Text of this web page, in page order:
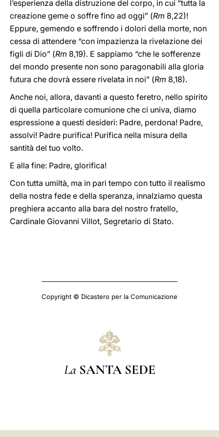
l’esperienza della distruzione del corpo, in cui “tutta la
creazione geme o soffre fino ad oggi” (Rm 8,22)!
Eppure, gemendo e soffrendo i dolori della morte, non
cessa di attendere “con impazienza la rivelazione dei
figli di Dio” (Rm 8,19). E sappiamo “che le sofferenze
del mondo presente non sono paragonabili alla gloria
futura che dovrà essere rivelata in noi” (Rm 8,18).
Anche noi, allora, davanti a questo feretro, nello spirito
di quella particolare comunione che ci univa, diamo
espressione a questi desideri: Padre, perdona! Padre,
assolvi! Padre purifica! Purifica nella misura della
santità del tuo volto.
E alla fine: Padre, glorifica!
Con tutta umiltà, ma in pari tempo con tutto il realismo
della nostra fede e della speranza, innalziamo questa
preghiera accanto alla bara del nostro fratello,
Cardinale Giovanni Villot, Segretario di Stato.
Copyright © Dicastero per la Comunicazione
La SANTA SEDE